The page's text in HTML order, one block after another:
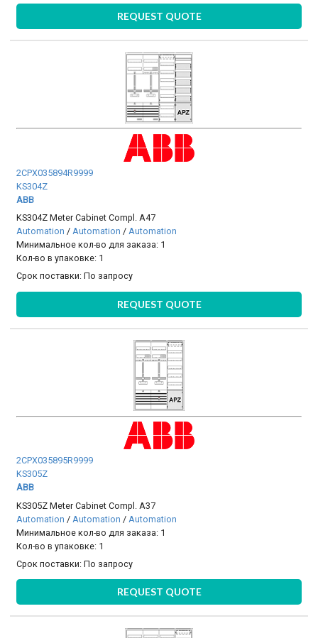
REQUEST QUOTE
2CPX035894R9999
KS304Z
ABB
KS304Z Meter Cabinet Compl. A47
Automation /Automation /Automation
Минимальное кол-во для заказа: 1
Кол-во в упаковке: 1
Срок поставки:По запросу
REQUEST QUOTE
2CPX035895R9999
KS305Z
ABB
KS305Z Meter Cabinet Compl. A37
Automation / Automation / Automation
Минимальное кол-во для заказа: 1
Кол-во в упаковке: 1
Срок поставки:По запросу
REQUEST QUOTE